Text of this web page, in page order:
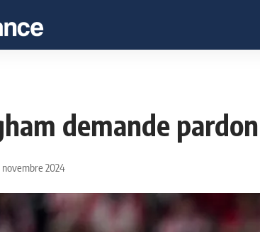
demande
novembre 2024